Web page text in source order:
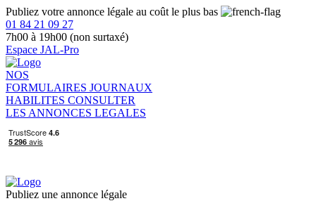
Publiez votre annonce légale au coût le plus bas
01 84 21 09 27
7h00 à 19h00 (non surtaxé)
Espace JAL-Pro
NOS
FORMULAIRES JOURNAUX
HABILITES CONSULTER
LES ANNONCES LEGALES
Publiez une annonce légale